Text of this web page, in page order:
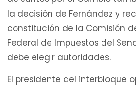
la decisión de Fernández y
constitución de la Comisión
Federal de Impuestos del
debe elegir autoridades.
El presidente del interbloque